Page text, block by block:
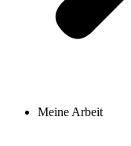
Meine Arbeit